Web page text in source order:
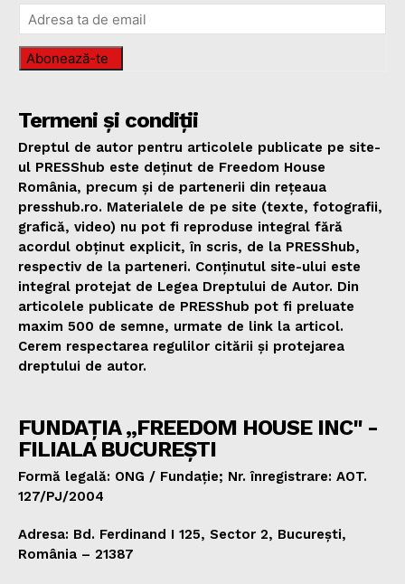
Abonează-te
Termeni și condiții
Dreptul de autor pentru articolele publicate pe site-
ul PRESShub este deținut de Freedom House
România, precum și de partenerii din rețeaua
presshub.ro. Materialele de pe site (texte, fotografii,
grafică, video) nu pot fi reproduse integral fără
acordul obținut explicit, în scris, de la PRESShub,
respectiv de la parteneri. Conținutul site-ului este
integral protejat de Legea Dreptului de Autor. Din
articolele publicate de PRESShub pot fi preluate
maxim 500 de semne, urmate de link la articol.
Cerem respectarea regulilor citării și protejarea
dreptului de autor.
FUNDAȚIA „FREEDOM HOUSE INC" -
FILIALA BUCUREȘTI
Formă legală: ONG / Fundație; Nr. înregistrare: AOT.
127/PJ/2004
Adresa: Bd. Ferdinand I 125, Sector 2, București,
România – 21387